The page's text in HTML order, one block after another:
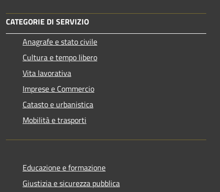
CATEGORIE DI SERVIZIO
Anagrafe e stato civile
Cultura e tempo libero
Vita lavorativa
Imprese e Commercio
Catasto e urbanistica
Mobilità e trasporti
Educazione e formazione
Giustizia e sicurezza pubblica